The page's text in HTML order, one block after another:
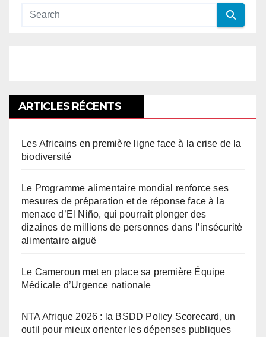
ARTICLES RÉCENTS
Les Africains en première ligne face à la crise de la
biodiversité
Le Programme alimentaire mondial renforce ses
mesures de préparation et de réponse face à la
menace d’El Niño, qui pourrait plonger des
dizaines de millions de personnes dans l’insécurité
alimentaire aiguë
Le Cameroun met en place sa première Équipe
Médicale d’Urgence nationale
NTA Afrique 2026 : la BSDD Policy Scorecard, un
outil pour mieux orienter les dépenses publiques